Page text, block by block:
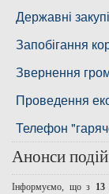
Басейнова
Державні
Запобігання
Звернення
Проведення
Телефон
Анонси подій
Інформуємо, що з